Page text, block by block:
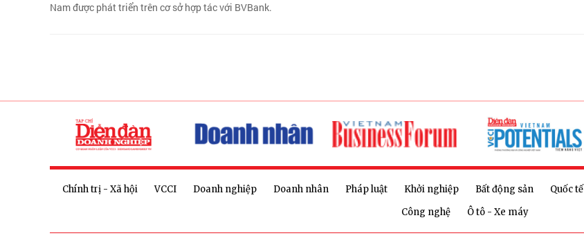
Nam được phát triển trên cơ sở hợp tác với BVBank.
Chính trị - Xã hội VCCI Doanh nghiệp Doanh nhân Pháp luật Khởi nghiệp Bất động sản Quốc tế
Công nghệ
Ô tô - Xe máy